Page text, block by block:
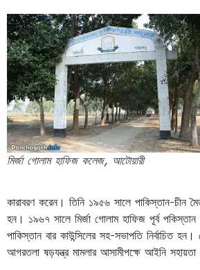
মির্জা গোলাম হাফিজ কলেজ, আটোয়ারী
কারাবরণ করেন। তিনি ১৯৫৬ সালে পাকিস্তান-চীন
হন। ১৯৬৭ সালে মির্জা গোলাম হাফিজ পূর্ব পকিস্তান
পাকিস্তান বার কাউন্সিলের সহ-সভাপতি নির্বাচিত
আগরতলা ষড়যন্ত্র মামলার আসামীপক্ষে আইনি সহায়তা